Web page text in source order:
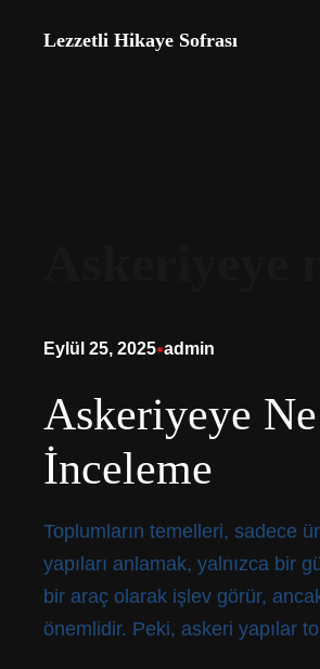
Lezzetli Hikaye Sofrası
Eylül 25, 2025•admin
Askeriyeye
İnceleme
Toplumların temelleri, sadece
yapıları anlamak, yalnızca bir
bir araç olarak işlev görür,
önemlidir. Peki, askeri yapılar